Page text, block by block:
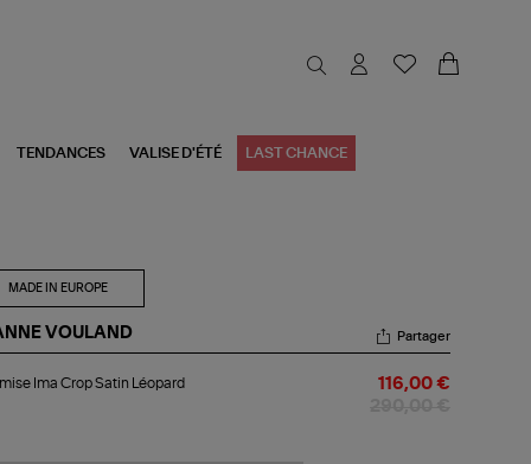
TENDANCES VALISE D'ÉTÉ LAST CHANCE
MADE IN EUROPE
VOULAND Partager
Ima Crop Satin Léopard 116,00 €